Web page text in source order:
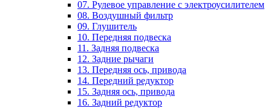
07. Рулевое управление с электроусилителем
08. Воздушный фильтр
09. Глушитель
10. Передняя подвеска
11. Задняя подвеска
12. Задние рычаги
13. Передняя ось, привода
14. Передний редуктор
15. Задняя ось, привода
16. Задний редуктор